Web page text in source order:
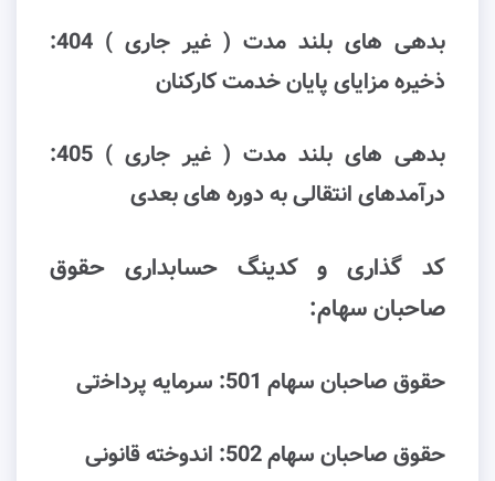
بدهی های بلند مدت ( غیر جاری ) 404:
ذﺧﯿﺮه ﻣﺰاﯾﺎی ﭘﺎﯾﺎن ﺧﺪﻣﺖ ﮐﺎرﮐﻨﺎن
بدهی های بلند مدت ( غیر جاری ) 405:
درآﻣﺪﻫﺎی اﻧﺘﻘﺎﻟﯽ ﺑﻪ دوره ﻫﺎی بعدی
کد گذاری و کدینگ حسابداری ﺣﻘﻮق
ﺻﺎﺣﺒﺎن ﺳﻬﺎم:
ﺣﻘﻮق ﺻﺎﺣﺒﺎن ﺳﻬﺎم 501: ﺳﺮﻣﺎﯾﻪ ﭘﺮداﺧتی
ﺣﻘﻮق ﺻﺎﺣﺒﺎن ﺳﻬﺎم 502: اﻧﺪوﺧﺘﻪ ﻗﺎﻧﻮﻧﯽ